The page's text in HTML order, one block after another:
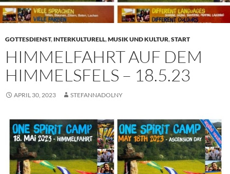
GOTTESDIENST, INTERKULTURELL,MUSIK UND KULTUR,START
HIMMELFAHRT AUF DEM
HIMMELSFELS – 18.5.23
APRIL 30, 2023 STEFANNADOLNY